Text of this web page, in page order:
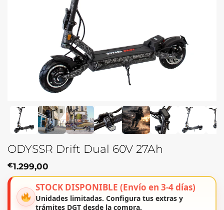
ODYSSR Drift Dual 60V 27Ah
€1.299,00
STOCK DISPONIBLE (Envío en 3-4 días)
Unidades limitadas. Configura tus extras y
trámites DGT desde la compra.